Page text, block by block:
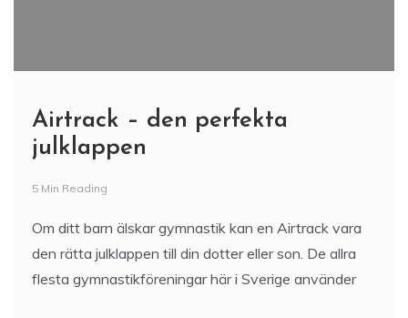
Airtrack – den perfekta
julklappen
5 Min Reading
Om ditt barn älskar gymnastik kan en Airtrack vara
den rätta julklappen till din dotter eller son. De allra
flesta gymnastikföreningar här i Sverige använder